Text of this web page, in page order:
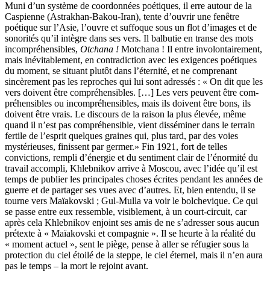
Muni d’un système de coordonnées poétiques, il erre autour de la
Caspienne (Astrakhan-Bakou-Iran), tente d’ouvrir une fenêtre
poétique sur l’Asie, l’ouvre et suffoque sous un flot d’images et de
sonorités qu’il intègre dans ses vers. Il balbutie en transe des mots
incompréhensibles, Otchana ! Motchana ! Il entre involontairement,
mais inévitablement, en contradiction avec les exigences poétiques
du moment, se situant plutôt dans l’éternité, et ne comprenant
sincèrement pas les reproches qui lui sont adressés : « On dit que les
vers doivent être compréhensibles. […] Les vers peuvent être com­
préhensibles ou incompréhensibles, mais ils doivent être bons, ils
doivent être vrais. Le discours de la raison la plus élevée, même
quand il n’est pas compréhensible, vient disséminer dans le terrain
fertile de l’esprit quelques graines qui, plus tard, par des voies
mystérieuses, finissent par germer.» Fin 1921, fort de telles
convictions, rempli d’énergie et du sentiment clair de l’énormité du
travail accompli, Khlebnikov arrive à Moscou, avec l’idée qu’il est
temps de publier les principales choses écrites pendant les années de
guerre et de partager ses vues avec d’autres. Et, bien entendu, il se
tourne vers Maïakovski ; Gul-Mulla va voir le bolchevique. Ce qui
se passe entre eux ressemble, visiblement, à un court-circuit, car
après cela Khlebnikov enjoint ses amis de ne s’adresser sous aucun
prétexte à « Maïakovski et compagnie ». Il se heurte à la réalité du
« moment actuel », sent le piège, pense à aller se réfugier sous la
protection du ciel étoilé de la steppe, le ciel éternel, mais il n’en aura
pas le temps – la mort le rejoint avant.